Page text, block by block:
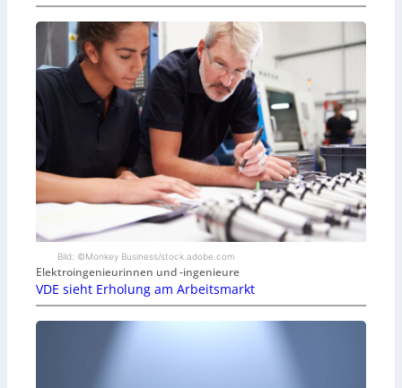
Bild: ©Monkey Business/stock.adobe.com
Elektroingenieurinnen und -ingenieure
VDE sieht Erholung am Arbeitsmarkt